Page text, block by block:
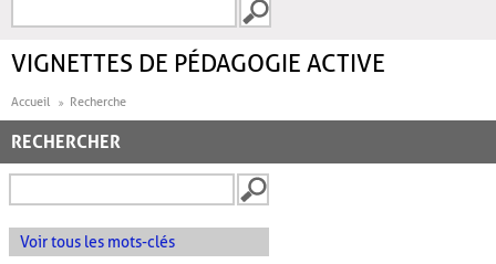
FORMULAIRE DE
VIGNETTES DE PÉDAGOGIE ACTIVE
Accueil Recherche
RECHERCHER
Voir tous les mots-clés